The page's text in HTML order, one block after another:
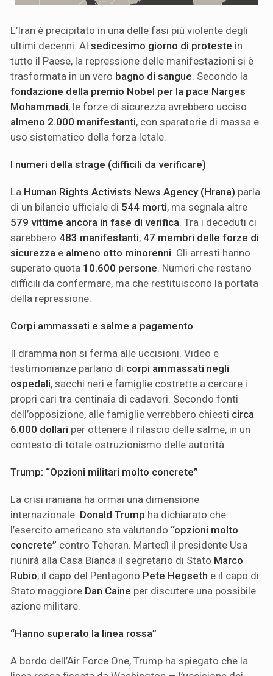
L’Iran è precipitato in una delle fasi più violente degli
ultimi decenni. Al sedicesimo giorno di proteste in
tutto il Paese, la repressione delle manifestazioni si è
trasformata in un vero bagno di sangue . Secondo la
fondazione della premio Nobel per la pace Narges
Mohammadi, le forze di sicurezza avrebbero ucciso
almeno 2.000 manifestanti, con sparatorie di massa e
uso sistematico della forza letale.
I numeri della strage (difficili da verificare)
La Human Rights Activists News Agency (Hrana) parla
di un bilancio ufficiale di 544 morti, ma segnala altre
579 vittime ancora in fase di verifica . Tra i deceduti ci
sarebbero 483 manifestanti, 47 membri delle forze di
sicurezza e almeno otto minorenni . Gli arresti hanno
superato quota 10.600 persone . Numeri che restano
difficili da confermare, ma che restituiscono la portata
della repressione.
Corpi ammassati e salme a pagamento
Il dramma non si ferma alle uccisioni. Video e
testimonianze parlano di corpi ammassati negli
ospedali, sacchi neri e famiglie costrette a cercare i
propri cari tra centinaia di cadaveri. Secondo fonti
dell’opposizione, alle famiglie verrebbero chiesti circa
6.000 dollari per ottenere il rilascio delle salme, in un
contesto di totale ostruzionismo delle autorità.
Trump: “Opzioni militari molto concrete”
La crisi iraniana ha ormai una dimensione
internazionale. Donald Trump ha dichiarato che
l’esercito americano sta valutando “opzioni molto
concrete” contro Teheran. Martedì il presidente Usa
riunirà alla Casa Bianca il segretario di Stato Marco
Rubio, il capo del Pentagono Pete Hegseth e il capo di
Stato maggiore Dan Caine per discutere una possibile
azione militare.
“Hanno superato la linea rossa”
A bordo dell’Air Force One, Trump ha spiegato che la